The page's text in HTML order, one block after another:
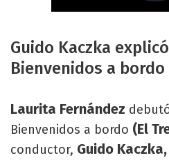
Guido Kaczka
Bienvenidos a bordo
Laurita Fernández
Bienvenidos a bordo (El
conductor, Guido Kaczka,